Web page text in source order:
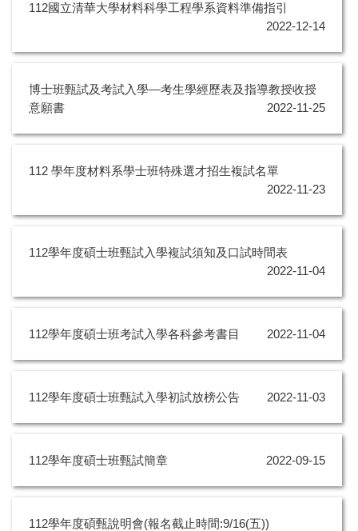
112國立清華大學材料科學工程學系資料準備指引
2022-12-14
博士班甄試及考試入學—考生學經歷表及指導教授收授
意願書
2022-11-25
112 學年度材料系學士班特殊選才招生複試名單
2022-11-23
112學年度碩士班甄試入學複試須知及口試時間表
2022-11-04
112學年度碩士班考試入學各科參考書目 2022-11-04
112學年度碩士班甄試入學初試放榜公告 2022-11-03
112學年度碩士班甄試簡章 2022-09-15
112學年度碩甄說明會(報名截止時間:9/16(五))